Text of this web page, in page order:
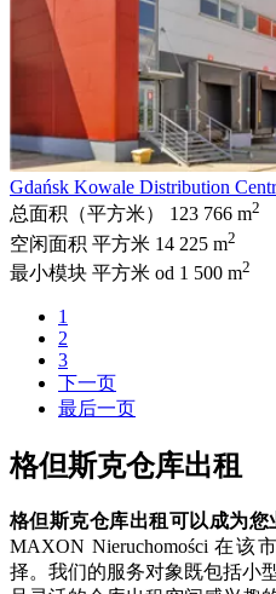
Gdańsk Kowale Distribution
总面积（平方米）
123 766 m2
空闲面积 平方米 14 225 m2
最小模块 平方米 od 1 500 m2
1
2
3
下一页
最后一页
格但斯克仓库出租
格但斯克仓库出租可以成为您
MAXON Nieruchomości 在
择。我们的服务对象既包括小